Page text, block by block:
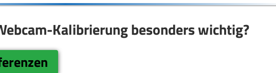
Kalibrierung besonders wichtig?